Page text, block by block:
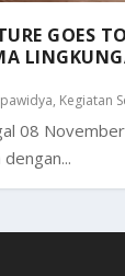
GOES
, Kegiatan
08